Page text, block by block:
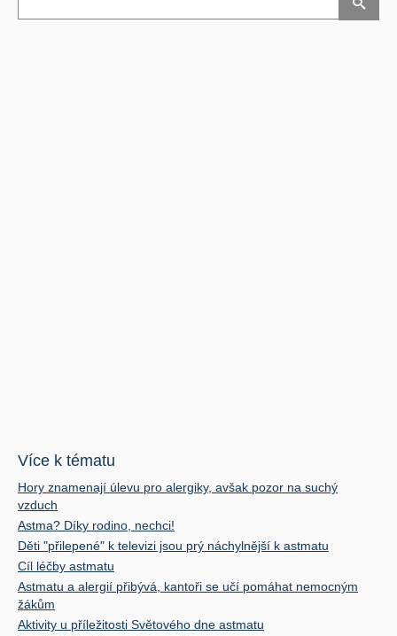
Více k tématu
Hory znamenají úlevu pro alergiky, avšak pozor na suchý
vzduch
Astma? Díky rodino, nechci!
Děti "přilepené" k televizi jsou prý náchylnější k astmatu
Cíl léčby astmatu
Astmatu a alergií přibývá, kantoři se učí pomáhat nemocným
žákům
Aktivity u příležitosti Světového dne astmatu